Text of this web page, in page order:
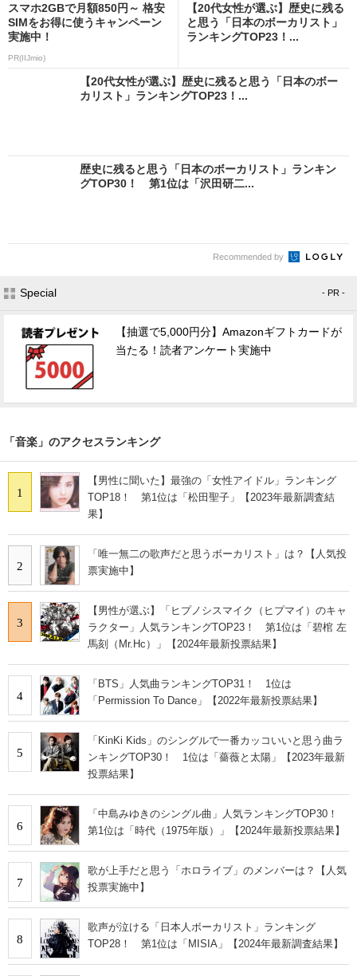
スマホ2GBで月額850円～ 格安
SIMをお得に使うキャンペーン
実施中！
PR(IIJmio)
【20代女性が選ぶ】歴史に残る
と思う「日本のボーカリスト」
ランキングTOP23！...
【20代女性が選ぶ】歴史に残ると思う「日本のボー
カリスト」ランキングTOP23！...
歴史に残ると思う「日本のボーカリスト」ランキン
グTOP30！ 第1位は「沢田研二...
Recommended by
Special - PR -
【抽選で5,000円分】Amazonギフトカードが
当たる！読者アンケート実施中
「音楽」のアクセスランキング
1
【男性に聞いた】最強の「女性アイドル」ランキング
TOP18！ 第1位は「松田聖子」【2023年最新調査結
果】
2
「唯一無二の歌声だと思うボーカリスト」は？【人気投
票実施中】
3
【男性が選ぶ】「ヒプノシスマイク（ヒプマイ）のキャ
ラクター」人気ランキングTOP23！ 第1位は「碧棺 左
馬刻（Mr.Hc）」【2024年最新投票結果】
4
「BTS」人気曲ランキングTOP31！ 1位は
「Permission To Dance」【2022年最新投票結果】
5
「KinKi Kids」のシングルで一番カッコいいと思う曲ラ
ンキングTOP30！ 1位は「薔薇と太陽」【2023年最新
投票結果】
6
「中島みゆきのシングル曲」人気ランキングTOP30！
第1位は「時代（1975年版）」【2024年最新投票結果】
7
歌が上手だと思う「ホロライブ」のメンバーは？【人気
投票実施中】
8
歌声が泣ける「日本人ボーカリスト」ランキング
TOP28！ 第1位は「MISIA」【2024年最新調査結果】